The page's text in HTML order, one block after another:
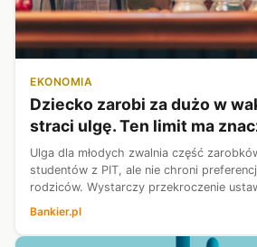
EKONOMIA
Dziecko zarobi za dużo w
straci ulgę. Ten limit ma
Ulga dla młodych zwalnia część
studentów z PIT, ale nie chroni
rodziców. Wystarczy przekroczenie
rodzina straciła prawo do odliczenia na
korzystniejszego rozlic...
Bankier.pl